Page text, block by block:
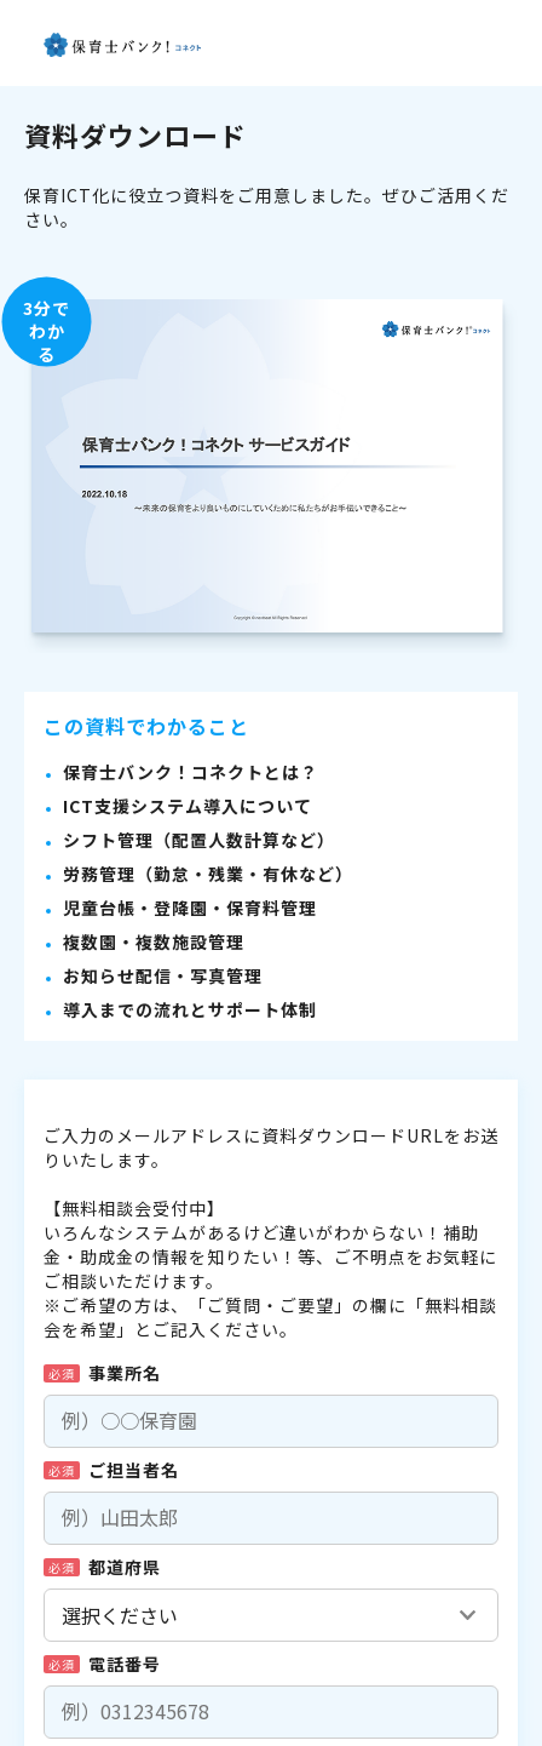
資料ダウンロード
保育ICT化に役立つ資料をご用意しました。ぜひご活用くだ
さい。
3分で
わか
る
この資料でわかること
保育士バンク！コネクトとは？
ICT支援システム導入について
シフト管理（配置人数計算など）
労務管理（勤怠・残業・有休など）
児童台帳・登降園・保育料管理
複数園・複数施設管理
お知らせ配信・写真管理
導入までの流れとサポート体制
ご入力のメールアドレスに資料ダウンロードURLをお送
りいたします。
【無料相談会受付中】
いろんなシステムがあるけど違いがわからない！補助
金・助成金の情報を知りたい！等、ご不明点をお気軽に
ご相談いただけます。
※ご希望の方は、「ご質問・ご要望」の欄に「無料相談
会を希望」とご記入ください。
必須 事業所名
必須 ご担当者名
必須 都道府県
必須 電話番号